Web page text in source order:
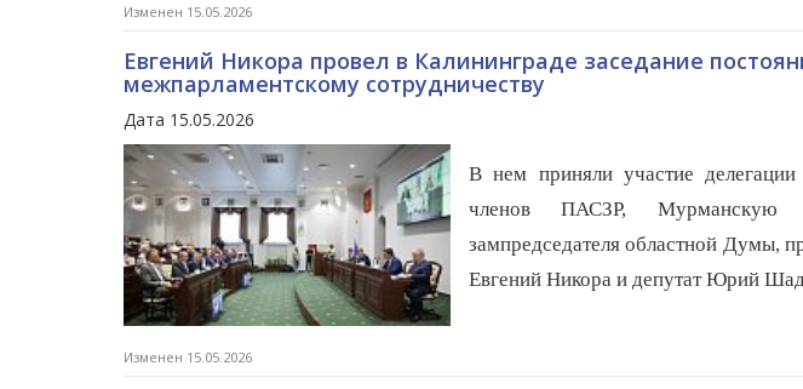
Изменен 15.05.2026
Евгений Никора провел в Калининграде заседание
межпарламентскому сотрудничеству
Дата 15.05.2026
В нем приняли участие делегации
членов ПАСЗР, Мурманскую
зампредседателя областной Думы,
Евгений Никора и депутат Юрий
Изменен 15.05.2026